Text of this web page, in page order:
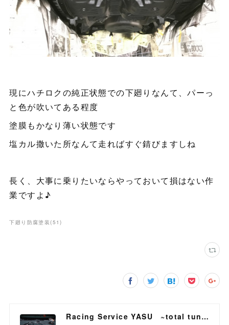
現にハチロクの純正状態での下廻りなんて、パーっ
と色が吹いてある程度
塗膜もかなり薄い状態です
塩カル撒いた所なんて走ればすぐ錆びますしね
長く、大事に乗りたいならやっておいて損はない作
業ですよ♪
下廻り防腐塗装(51)
Racing Service YASU ~total tuning proshop~